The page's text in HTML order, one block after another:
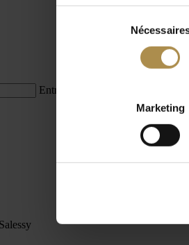
Marketing
Entrez un terme de recherche :